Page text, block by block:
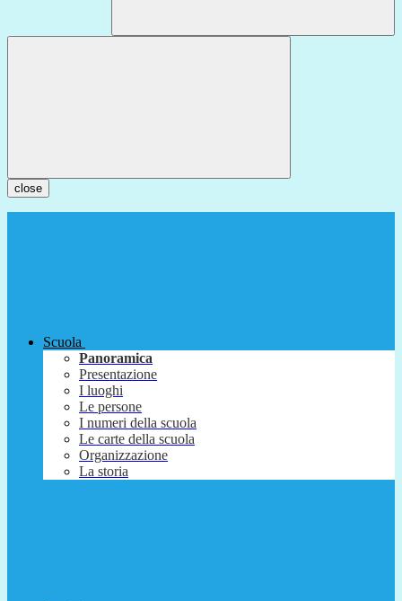
close
Scuola
Panoramica
Presentazione
I luoghi
Le persone
I numeri della scuola
Le carte della scuola
Organizzazione
La storia